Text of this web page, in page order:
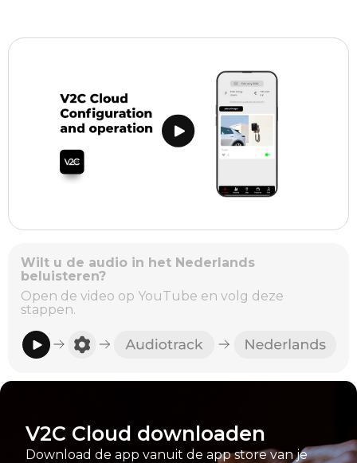
Wilt u de audio in het Nederlands
beluisteren?
Open de video op YouTube en volg deze
stappen.
V2C Cloud downloaden
Download de app vanuit de app store van je